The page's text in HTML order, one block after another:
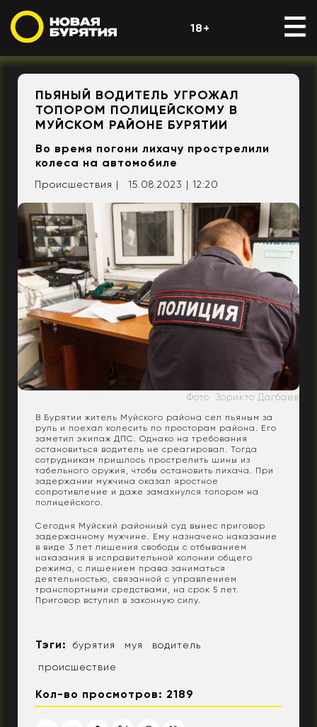
18+
ПЬЯНЫЙ ВОДИТЕЛЬ УГРОЖАЛ
ТОПОРОМ ПОЛИЦЕЙСКОМУ В
МУЙСКОМ РАЙОНЕ БУРЯТИИ
Во время погони лихачу прострелили
колеса на автомобиле
Происшествия | 15.08.2023 | 12:20
Фото: Зорикто Дагбаев
В Бурятии житель Муйского района сел пьяным за
руль и поехал колесить по просторам района. Его
заметил экипаж ДПС. Однако на требования
остановиться водитель не среагировал. Тогда
сотрудникам пришлось прострелить шины из
табельного оружия, чтобы остановить лихача. При
задержании мужчина оказал яростное
сопротивление и даже замахнулся топором на
полицейского.
Сегодня Муйский районный суд вынес приговор
задержанному мужчине. Ему назначено наказание
в виде 3 лет лишения свободы с отбыванием
наказания в исправительной колонии общего
режима, с лишением права заниматься
деятельностью, связанной с управлением
транспортными средствами, на срок 5 лет.
Приговор вступил в законную силу.
Тэги: бурятия муя
водитель
происшествие
Кол-во просмотров: 2189